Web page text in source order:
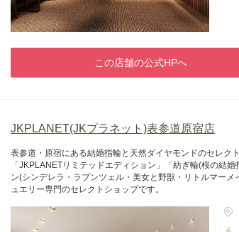
この店舗の公式HPへ
JKPLANET(JKプラネット)表参道原宿店
表参道・原宿にある結婚指輪と天然ダイヤモンドのセレク
「JKPLANETリミテッドエディション」「紡ぎ輪(桜の結
ン(シンデレラ・ラプンツェル・美女と野獣・リトルマー
ュエリー専門のセレクトショップです。